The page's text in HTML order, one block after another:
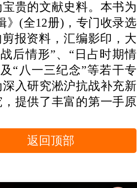
贵的文献史料。本书为
》(全12册)，专门收录选
报资料，汇编影印，大
后情形”、“日占时期情
“八一三纪念”等若干专
入研究淞沪抗战补充新
提供了丰富的第一手原
返回顶部